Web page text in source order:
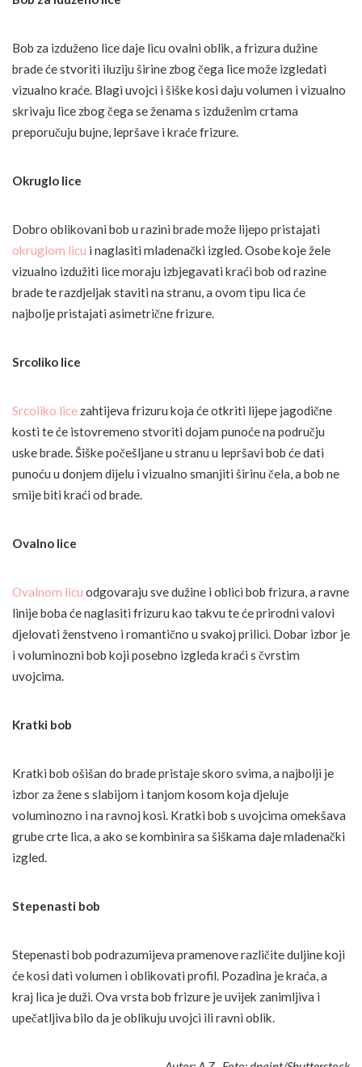
Bob za izduženo lice daje licu ovalni oblik, a frizura dužine
brade će stvoriti iluziju širine zbog čega lice može izgledati
vizualno kraće. Blagi uvojci i šiške kosi daju volumen i vizualno
skrivaju lice zbog čega se ženama s izduženim crtama
preporučuju bujne, lepršave i kraće frizure.
Okruglo lice
Dobro oblikovani bob u razini brade može lijepo pristajati
okruglom licu i naglasiti mladenački izgled. Osobe koje žele
vizualno izdužiti lice moraju izbjegavati kraći bob od razine
brade te razdjeljak staviti na stranu, a ovom tipu lica će
najbolje pristajati asimetrične frizure.
Srcoliko lice
Srcoliko lice zahtijeva frizuru koja će otkriti lijepe jagodične
kosti te će istovremeno stvoriti dojam punoće na području
uske brade. Šiške počešljane u stranu u lepršavi bob će dati
punoću u donjem dijelu i vizualno smanjiti širinu čela, a bob ne
smije biti kraći od brade.
Ovalno lice
Ovalnom licu odgovaraju sve dužine i oblici bob frizura, a ravne
linije boba će naglasiti frizuru kao takvu te će prirodni valovi
djelovati ženstveno i romantično u svakoj prilici. Dobar izbor je
i voluminozni bob koji posebno izgleda kraći s čvrstim
uvojcima.
Kratki bob
Kratki bob ošišan do brade pristaje skoro svima, a najbolji je
izbor za žene s slabijom i tanjom kosom koja djeluje
voluminozno i na ravnoj kosi. Kratki bob s uvojcima omekšava
grube crte lica, a ako se kombinira sa šiškama daje mladenački
izgled.
Stepenasti bob
Stepenasti bob podrazumijeva pramenove različite duljine koji
će kosi dati volumen i oblikovati profil. Pozadina je kraća, a
kraj lica je duži. Ova vrsta bob frizure je uvijek zanimljiva i
upečatljiva bilo da je oblikuju uvojci ili ravni oblik.